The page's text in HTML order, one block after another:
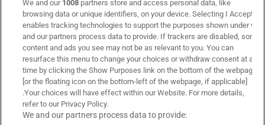
Στοιχηματικές Εταιρίες
Superbet
Stoiximan
Bwin
Bet365
Sportingbet
Pamestoixima.gr
We and our 1008 partners store and access personal data, like
browsing data or unique identifiers, on your device. Selecting I Accept
enables tracking technologies to support the purposes shown under we
and our partners process data to provide. If trackers are disabled, some
content and ads you see may not be as relevant to you. You can
resurface this menu to change your choices or withdraw consent at any
time by clicking the Show Purposes link on the bottom of the webpage
[or the floating icon on the bottom-left of the webpage, if applicable]
.Your choices will have effect within our Website. For more details,
refer to our Privacy Policy.
We and our partners process data to provide: